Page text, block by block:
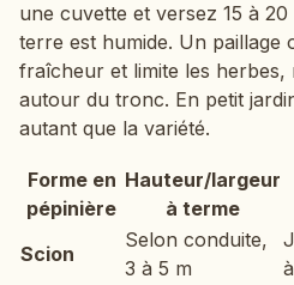
une cuvette et versez 15 à 20
terre est humide. Un paillage
fraîcheur et limite les herbes,
autour du tronc. En petit
autant que la variété.
Forme en
pépinière
Hauteur/largeur
à terme
Scion
Selon conduite,
3 à 5 m